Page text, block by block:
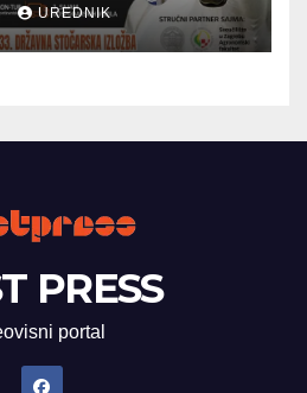
UREDNIK
PRESS
portal